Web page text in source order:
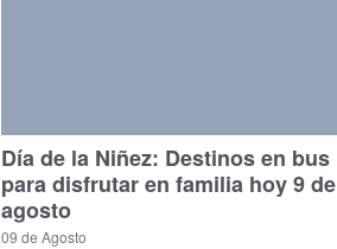
Día de la Niñez: Destinos en bus
para disfrutar en familia hoy 9 de
agosto
09 de Agosto